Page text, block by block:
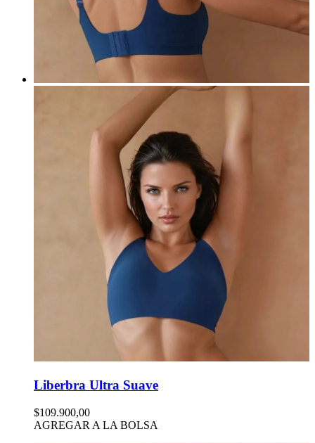
Liberbra Ultra Suave
$109.900,00
AGREGAR A LA BOLSA